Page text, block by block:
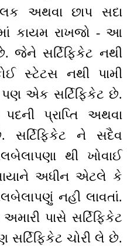
અથવા છાપ સદા
માં કાયમ રાખજો - આ
છે. જેને સર્ટિફિકેટ નથી
સ્ટેટસ નથી પામી
એક સર્ટિફિકેટ છે.
પ્રાપ્તિ અથવા
સર્ટિફિકેટ ને સદૈવ
થી ખોવાઈ
અધીન એટલે કે
નહી લાવતાં.
પાસે સર્ટિફિકેટ
ચોરી લે છે.